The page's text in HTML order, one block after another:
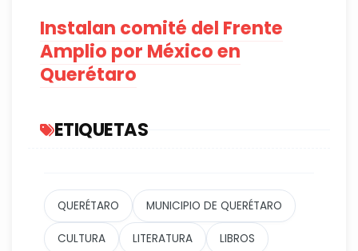
Instalan comité del Frente
Amplio por México en
Querétaro
ETIQUETAS
QUERÉTARO MUNICIPIO DE QUERÉTARO
CULTURA LITERATURA LIBROS